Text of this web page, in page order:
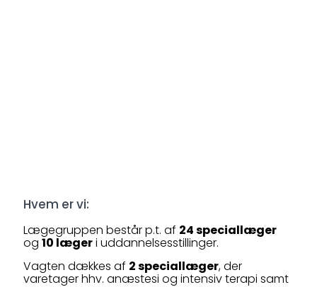
Hvem er vi:
Lægegruppen består p.t. af 24 speciallæger
og 10 lægeri uddannelsesstillinger.
Vagten dækkes af 2 speciallæger, der
varetager hhv. anæstesi og intensiv terapi samt